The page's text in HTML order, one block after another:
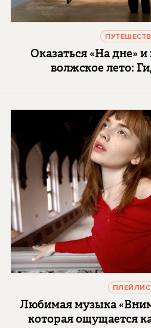
Оказаться «На дне»
волжское лето:
Любимая музыка
которая ощущается